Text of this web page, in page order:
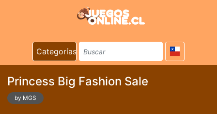
Categorías
Princess Big Fashion Sale
by MGS